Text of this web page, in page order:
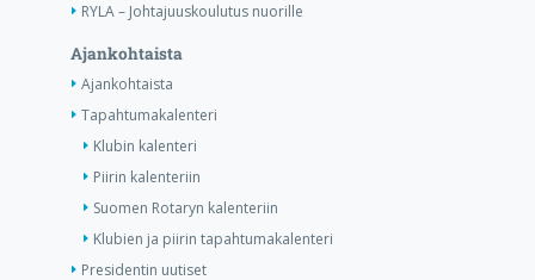
RYLA – Johtajuuskoulutus nuorille
Ajankohtaista
Ajankohtaista
Tapahtumakalenteri
Klubin kalenteri
Piirin kalenteriin
Suomen Rotaryn kalenteriin
Klubien ja piirin tapahtumakalenteri
Presidentin uutiset